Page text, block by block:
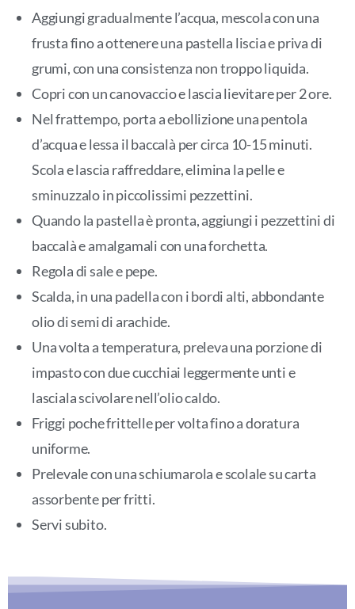
Aggiungi gradualmente l’acqua, mescola con una
frusta fino a ottenere una pastella liscia e priva di
grumi, con una consistenza non troppo liquida.
Copri con un canovaccio e lascia lievitare per 2 ore.
Nel frattempo, porta a ebollizione una pentola
d’acqua e lessa il baccalà per circa 10-15 minuti.
Scola e lascia raffreddare, elimina la pelle e
sminuzzalo in piccolissimi pezzettini.
Quando la pastella è pronta, aggiungi i pezzettini di
baccalà e amalgamali con una forchetta.
Regola di sale e pepe.
Scalda, in una padella con i bordi alti, abbondante
olio di semi di arachide.
Una volta a temperatura, preleva una porzione di
impasto con due cucchiai leggermente unti e
lasciala scivolare nell’olio caldo.
Friggi poche frittelle per volta fino a doratura
uniforme.
Prelevale con una schiumarola e scolale su carta
assorbente per fritti.
Servi subito.